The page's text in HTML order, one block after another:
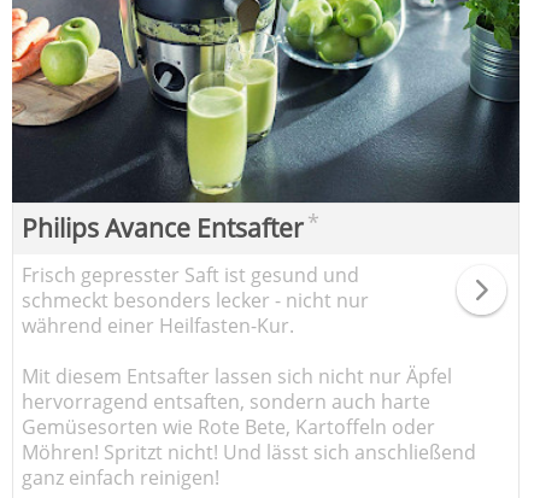
Philips Avance Entsafter*
Frisch gepresster Saft ist gesund und
schmeckt besonders lecker - nicht nur
während einer Heilfasten-Kur.
Mit diesem Entsafter lassen sich nicht nur Äpfel
hervorragend entsaften, sondern auch harte
Gemüsesorten wie Rote Bete, Kartoffeln oder
Möhren! Spritzt nicht! Und lässt sich anschließend
ganz einfach reinigen!